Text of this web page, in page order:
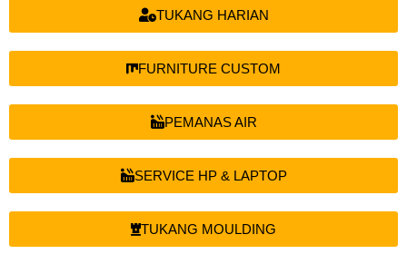
TUKANG HARIAN
FURNITURE CUSTOM
PEMANAS AIR
SERVICE HP & LAPTOP
TUKANG MOULDING